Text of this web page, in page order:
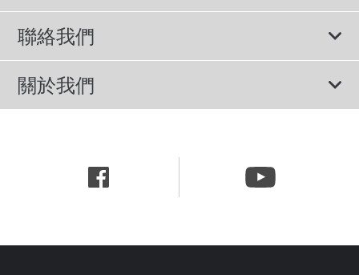
輪胎標示與尺寸
所有輪胎
休旅車專用胎
轎車用胎
聯絡我們
諮詢服務
隱私權政策
關於我們